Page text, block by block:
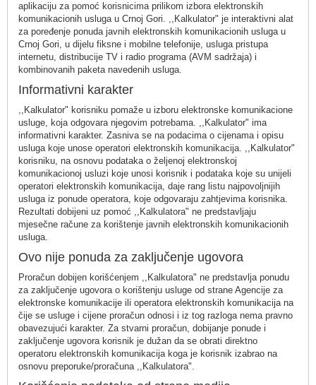
aplikaciju za pomoć korisnicima prilikom izbora elektronskih
komunikacionih usluga u Crnoj Gori. ,,Kalkulator" je interaktivni alat
za poređenje ponuda javnih elektronskih komunikacionih usluga u
Crnoj Gori, u dijelu fiksne i mobilne telefonije, usluga pristupa
internetu, distribucije TV i radio programa (AVM sadržaja) i
kombinovanih paketa navedenih usluga.
Informativni karakter
,,Kalkulator" korisniku pomaže u izboru elektronske komunikacione
usluge, koja odgovara njegovim potrebama. ,,Kalkulator" ima
informativni karakter. Zasniva se na podacima o cijenama i opisu
usluga koje unose operatori elektronskih komunikacija. ,,Kalkulator"
korisniku, na osnovu podataka o željenoj elektronskoj
komunikacionoj usluzi koje unosi korisnik i podataka koje su unijeli
operatori elektronskih komunikacija, daje rang listu najpovoljnijih
usluga iz ponude operatora, koje odgovaraju zahtjevima korisnika.
Rezultati dobijeni uz pomoć ,,Kalkulatora" ne predstavljaju
mjesečne račune za korištenje javnih elektronskih komunikacionih
usluga.
Ovo nije ponuda za zaključenje ugovora
Proračun dobijen korišćenjem ,,Kalkulatora" ne predstavlja ponudu
za zaključenje ugovora o korištenju usluge od strane Agencije za
elektronske komunikacije ili operatora elektronskih komunikacija na
čije se usluge i cijene proračun odnosi i iz tog razloga nema pravno
obavezujući karakter. Za stvarni proračun, dobijanje ponude i
zaključenje ugovora korisnik je dužan da se obrati direktno
operatoru elektronskih komunikacija koga je korisnik izabrao na
osnovu preporuke/proračuna ,,Kalkulatora".